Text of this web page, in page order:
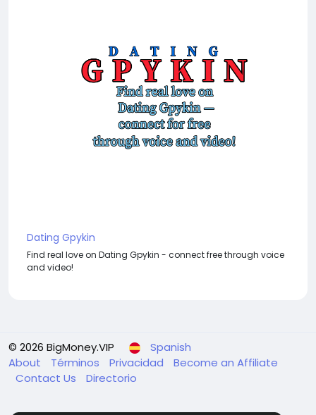
Dating Gpykin
Find real love on Dating Gpykin - connect free through voice
and video!
© 2026 BigMoney.VIP
Spanish
About
Términos Privacidad
Become an Affiliate
Contact Us
Directorio